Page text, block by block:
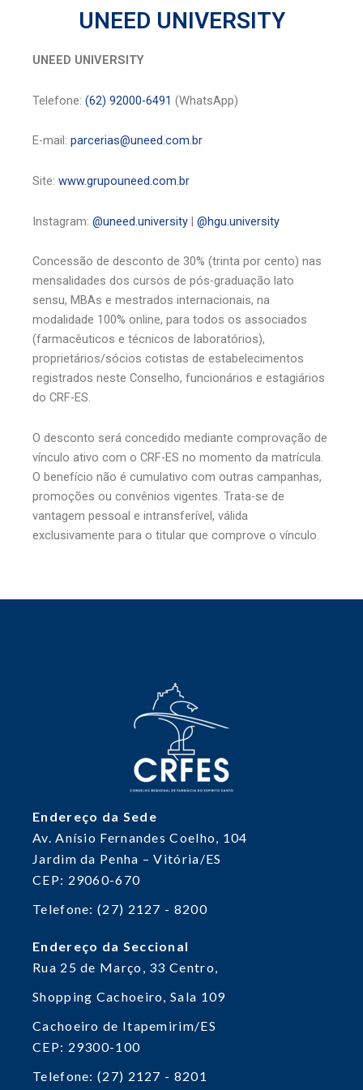
UNEED UNIVERSITY
UNEED UNIVERSITY
Telefone: (62) 92000-6491 (WhatsApp)
E-mail: parcerias@uneed.com.br
Site: www.grupouneed.com.br
Instagram: @uneed.university | @hgu.university
Concessão de desconto de 30% (trinta por cento) nas
mensalidades dos cursos de pós-graduação lato
sensu, MBAs e mestrados internacionais, na
modalidade 100% online, para todos os associados
(farmacêuticos e técnicos de laboratórios),
proprietários/sócios cotistas de estabelecimentos
registrados neste Conselho, funcionários e estagiários
do CRF-ES.
O desconto será concedido mediante comprovação de
vínculo ativo com o CRF-ES no momento da matrícula.
O benefício não é cumulativo com outras campanhas,
promoções ou convênios vigentes. Trata-se de
vantagem pessoal e intransferível, válida
exclusivamente para o titular que comprove o vínculo.
Endereço da Sede
Av. Anísio Fernandes Coelho, 104
Jardim da Penha – Vitória/ES
CEP: 29060-670
Telefone: (27) 2127 - 8200
Endereço da Seccional
Rua 25 de Março, 33Centro,
Shopping Cachoeiro, Sala 109
Cachoeiro de Itapemirim/ES
CEP: 29300-100
Telefone: (27) 2127 - 8201